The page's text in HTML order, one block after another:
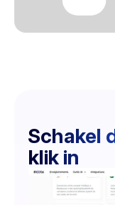
Schakel
klik in